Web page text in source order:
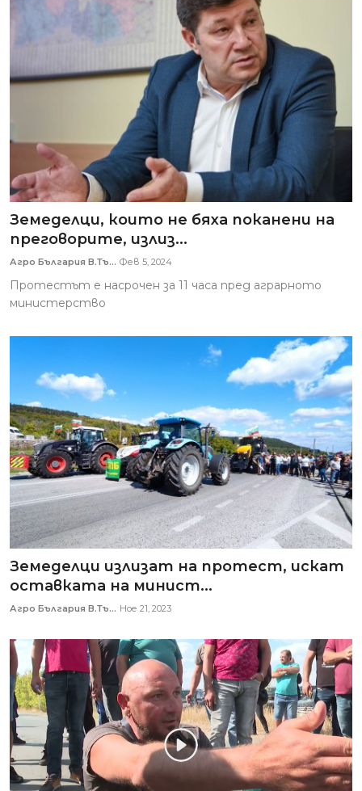
Земеделци, които не бяха поканени на
преговорите, излиз...
Агро България В.Тъ... Фев 5, 2024
Протестът е насрочен за 11 часа пред аграрното
министерство
Земеделци излизат на протест, искат
оставката на минист...
Агро България В.Тъ... Ное 21, 2023